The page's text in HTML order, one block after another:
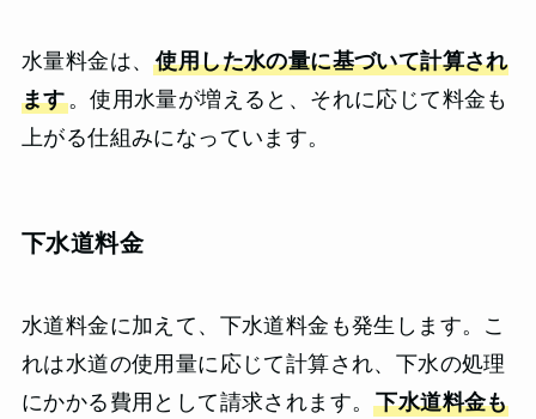
水量料金は、使用した水の量に基づいて計算され
ます。使用水量が増えると、それに応じて料金も
上がる仕組みになっています。
下水道料金
水道料金に加えて、下水道料金も発生します。こ
れは水道の使用量に応じて計算され、下水の処理
にかかる費用として請求されます。下水道料金も